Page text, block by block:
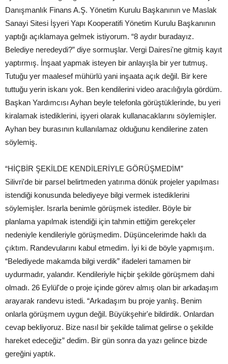
Danışmanlık Finans A.Ş. Yönetim Kurulu Başkanının ve Maslak
Sanayi Sitesi İşyeri Yapı Kooperatifi Yönetim Kurulu Başkanının
yaptığı açıklamaya gelmek istiyorum. “8 aydır buradayız.
Belediye neredeydi?” diye sormuşlar. Vergi Dairesi'ne gitmiş kayıt
yaptırmış. İnşaat yapmak isteyen bir anlayışla bir yer tutmuş.
Tutuğu yer maalesef mühürlü yani inşaata açık değil. Bir kere
tuttuğu yerin iskanı yok. Ben kendilerini video aracılığıyla gördüm.
Başkan Yardımcısı Ayhan beyle telefonla görüştüklerinde, bu yeri
kiralamak istediklerini, işyeri olarak kullanacaklarını söylemişler.
Ayhan bey burasının kullanılamaz olduğunu kendilerine zaten
söylemiş.
“HİÇBİR ŞEKİLDE KENDİLERİYLE GÖRÜŞMEDİM”
Silivri'de bir parsel belirtmeden yatırıma dönük projeler yapılması
istendiği konusunda belediyeye bilgi vermek istediklerini
söylemişler. Israrla benimle görüşmek istediler. Böyle bir
planlama yapılmak istendiği için tahmin ettiğim gerekçeler
nedeniyle kendileriyle görüşmedim. Düşüncelerimde haklı da
çıktım. Randevularını kabul etmedim. İyi ki de böyle yapmışım.
“Belediyede makamda bilgi verdik” ifadeleri tamamen bir
uydurmadır, yalandır. Kendileriyle hiçbir şekilde görüşmem dahi
olmadı. 26 Eylül'de o proje içinde görev almış olan bir arkadaşım
arayarak randevu istedi. “Arkadaşım bu proje yanlış. Benim
onlarla görüşmem uygun değil. Büyükşehir'e bildirdik. Onlardan
cevap bekliyoruz. Bize nasıl bir şekilde talimat gelirse o şekilde
hareket edeceğiz” dedim. Bir gün sonra da yazı gelince bizde
gereğini yaptık.